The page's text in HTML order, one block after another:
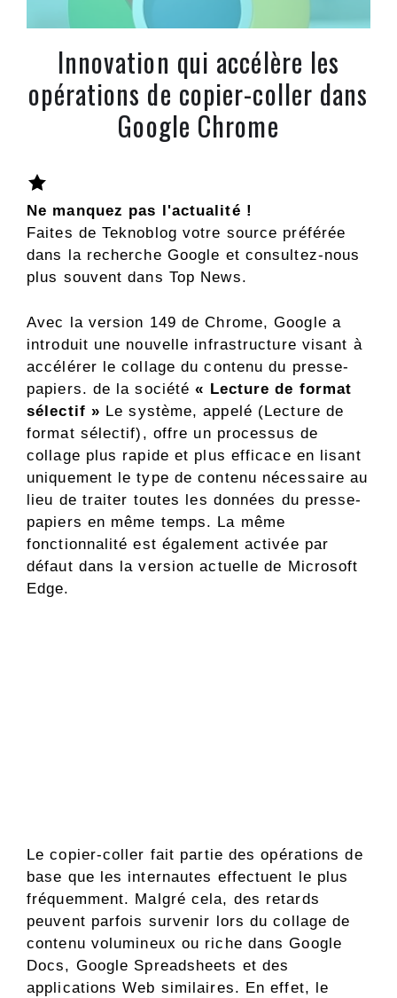
Innovation qui accélère les
opérations de copier-coller dans
Google Chrome
Ne manquez pas l'actualité !
Faites de Teknoblog votre source préférée
dans la recherche Google et consultez-nous
plus souvent dans Top News.
Avec la version 149 de Chrome, Google a
introduit une nouvelle infrastructure visant à
accélérer le collage du contenu du presse-
papiers. de la société« Lecture de format
sélectif » Le système, appelé (Lecture de
format sélectif), offre un processus de
collage plus rapide et plus efficace en lisant
uniquement le type de contenu nécessaire au
lieu de traiter toutes les données du presse-
papiers en même temps. La même
fonctionnalité est également activée par
défaut dans la version actuelle de Microsoft
Edge.
Le copier-coller fait partie des opérations de
base que les internautes effectuent le plus
fréquemment. Malgré cela, des retards
peuvent parfois survenir lors du collage de
contenu volumineux ou riche dans Google
Docs, Google Spreadsheets et des
applications Web similaires. En effet, le